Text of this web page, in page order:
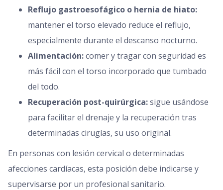
Reflujo gastroesofágico o hernia de hiato:
mantener el torso elevado reduce el reflujo,
especialmente durante el descanso nocturno.
Alimentación:comer y tragar con seguridad es
más fácil con el torso incorporado que tumbado
del todo.
Recuperación post-quirúrgica:sigue usándose
para facilitar el drenaje y la recuperación tras
determinadas cirugías, su uso original.
En personas con lesión cervical o determinadas
afecciones cardíacas, esta posición debe indicarse y
supervisarse por un profesional sanitario.